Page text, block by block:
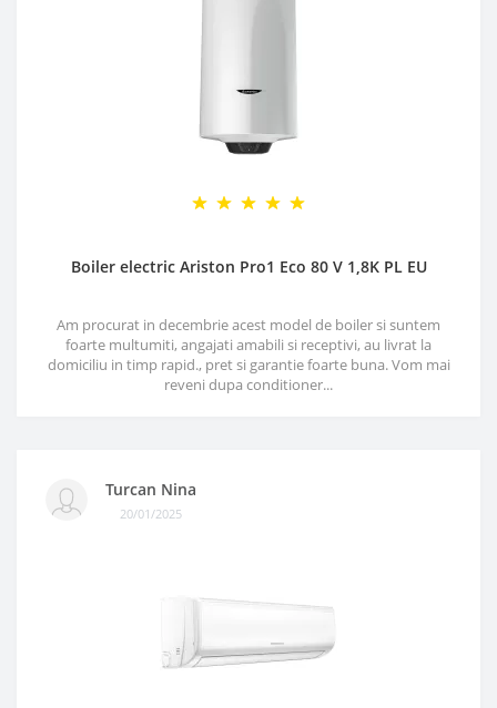
Boiler electric Ariston Pro1 Eco 80 V 1,8K PL EU
Am procurat in decembrie acest model de boiler si suntem
foarte multumiti, angajati amabili si receptivi, au livrat la
domiciliu in timp rapid., pret si garantie foarte buna. Vom mai
reveni dupa conditioner...
Turcan Nina
20/01/2025